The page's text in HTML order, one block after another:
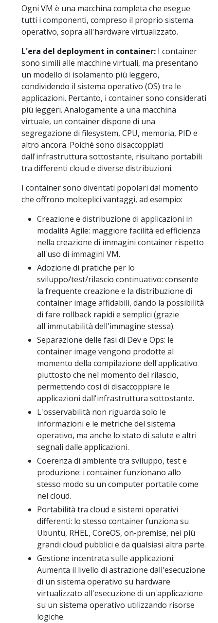
Ogni VM è una macchina completa che esegue
tutti i componenti, compreso il proprio sistema
operativo, sopra all'hardware virtualizzato.
L'era del deployment in container: I container
sono simili alle macchine virtuali, ma presentano
un modello di isolamento più leggero,
condividendo il sistema operativo (OS) tra le
applicazioni. Pertanto, i container sono considerati
più leggeri. Analogamente a una macchina
virtuale, un container dispone di una
segregazione di filesystem, CPU, memoria, PID e
altro ancora. Poiché sono disaccoppiati
dall'infrastruttura sottostante, risultano portabili
tra differenti cloud e diverse distribuzioni.
I container sono diventati popolari dal momento
che offrono molteplici vantaggi, ad esempio:
Creazione e distribuzione di applicazioni in
modalità Agile: maggiore facilità ed efficienza
nella creazione di immagini container rispetto
all'uso di immagini VM.
Adozione di pratiche per lo
sviluppo/test/rilascio continuativo: consente
la frequente creazione e la distribuzione di
container image affidabili, dando la possibilità
di fare rollback rapidi e semplici (grazie
all'immutabilità dell'immagine stessa).
Separazione delle fasi di Dev e Ops: le
container image vengono prodotte al
momento della compilazione dell'applicativo
piuttosto che nel momento del rilascio,
permettendo così di disaccoppiare le
applicazioni dall'infrastruttura sottostante.
L'osservabilità non riguarda solo le
informazioni e le metriche del sistema
operativo, ma anche lo stato di salute e altri
segnali dalle applicazioni.
Coerenza di ambiente tra sviluppo, test e
produzione: i container funzionano allo
stesso modo su un computer portatile come
nel cloud.
Portabilità tra cloud e sistemi operativi
differenti: lo stesso container funziona su
Ubuntu, RHEL, CoreOS, on-premise, nei più
grandi cloud pubblici e da qualsiasi altra parte.
Gestione incentrata sulle applicazioni:
Aumenta il livello di astrazione dall'esecuzione
di un sistema operativo su hardware
virtualizzato all'esecuzione di un'applicazione
su un sistema operativo utilizzando risorse
logiche.